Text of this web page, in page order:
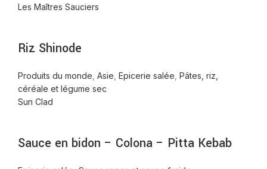
Les Maîtres Sauciers
Riz Shinode
Produits du monde Asie Epicerie salée Pâtes, riz,
céréale et légume sec
Sun Clad
Sauce en bidon – Colona – Pitta Kebab